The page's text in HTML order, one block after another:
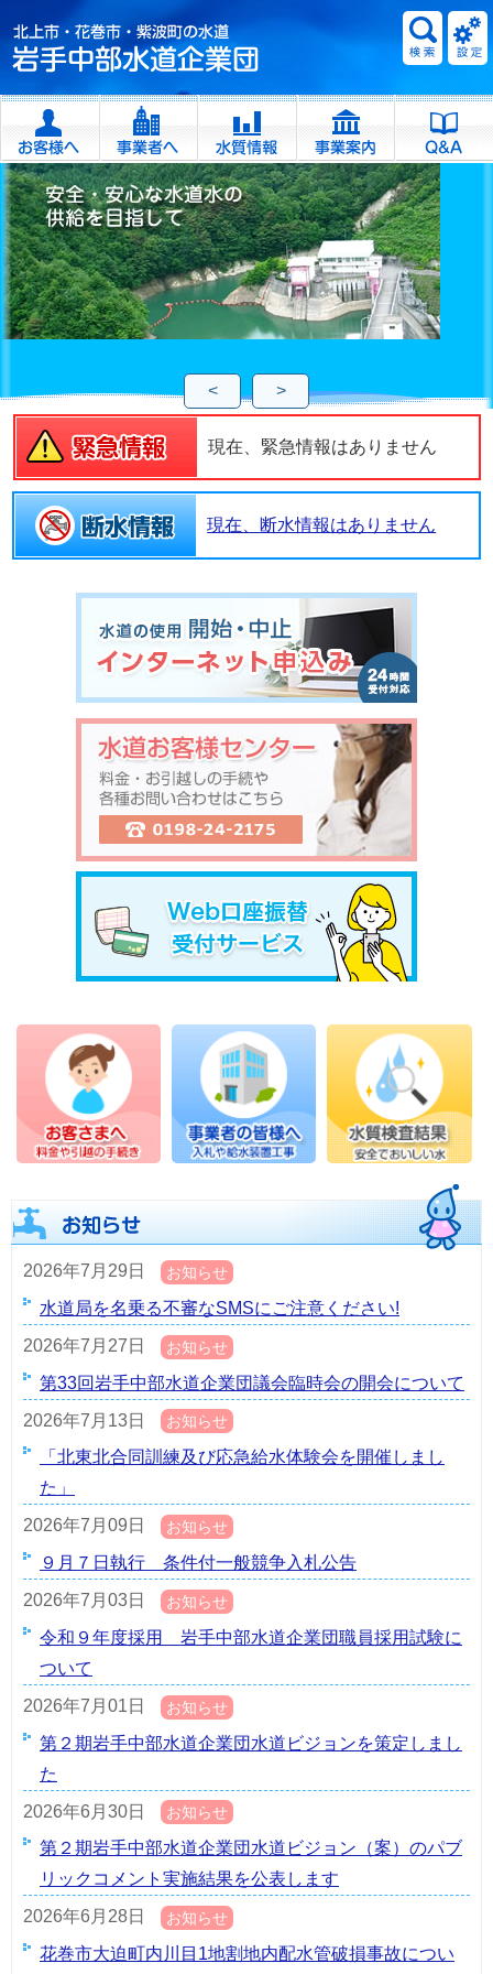
< >
現在、緊急情報はありません
現在、断水情報はありません
2026年7月29日 お知らせ
水道局を名乗る不審なSMSにご注意ください!
2026年7月27日
お知らせ
第33回岩手中部水道企業団議会臨時会の開会について
2026年7月13日
お知らせ
「北東北合同訓練及び応急給水体験会を開催しまし
た」
2026年7月09日
お知らせ
９月７日執行 条件付一般競争入札公告
2026年7月03日
お知らせ
令和９年度採用 岩手中部水道企業団職員採用試験に
ついて
2026年7月01日
お知らせ
第２期岩手中部水道企業団水道ビジョンを策定しまし
た
2026年6月30日
お知らせ
第２期岩手中部水道企業団水道ビジョン（案）のパブ
リックコメント実施結果を公表します
2026年6月28日
お知らせ
花巻市大迫町内川目1地割地内配水管破損事故につい